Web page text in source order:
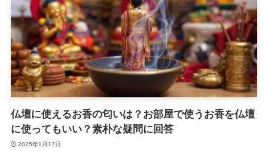
仏壇に使えるお香の匂いは？お部屋で使うお香を仏壇
に使ってもいい？素朴な疑問に回答
2025年1月17日